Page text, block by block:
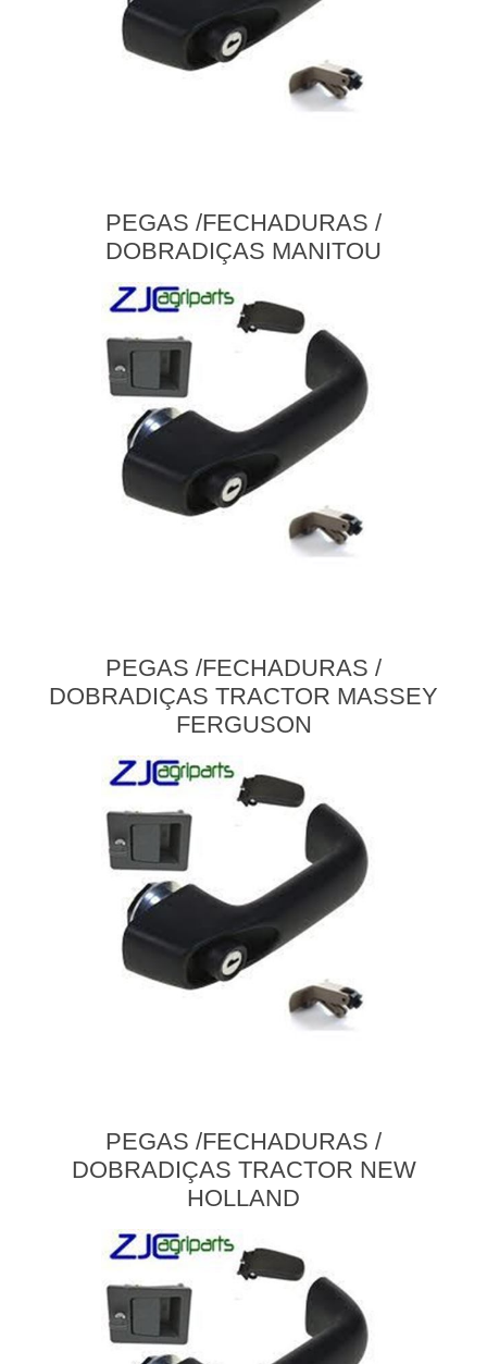
PEGAS /FECHADURAS /
DOBRADIÇAS MANITOU
PEGAS /FECHADURAS /
DOBRADIÇAS TRACTOR MASSEY
FERGUSON
PEGAS /FECHADURAS /
DOBRADIÇAS TRACTOR NEW
HOLLAND